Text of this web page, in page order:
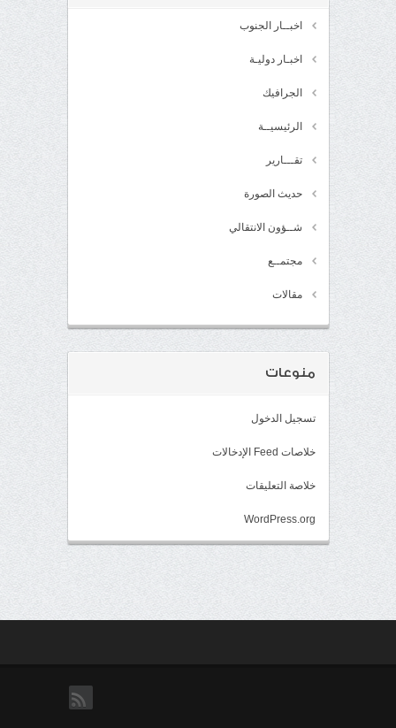
اخبــار الجنوب
اخبـار دوليـة
الجرافيك
الرئيسيــة
تقـــارير
حديث الصورة
شــؤون الانتقالي
مجتمــع
مقالات
منوعات
تسجيل الدخول
خلاصات Feed الإدخالات
خلاصة التعليقات
WordPress.org